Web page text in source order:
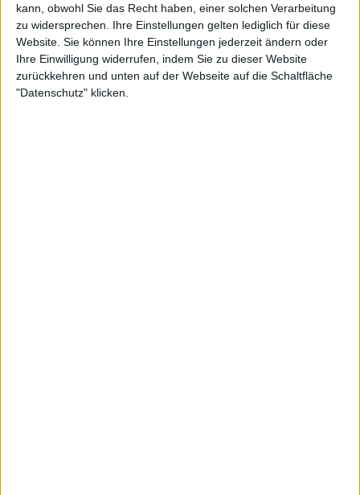
kann, obwohl Sie das Recht haben, einer solchen Verarbeitung
zu widersprechen. Ihre Einstellungen gelten lediglich für diese
Website. Sie können Ihre Einstellungen jederzeit ändern oder
Ihre Einwilligung widerrufen, indem Sie zu dieser Website
zurückkehren und unten auf der Webseite auf die Schaltfläche
"Datenschutz" klicken.